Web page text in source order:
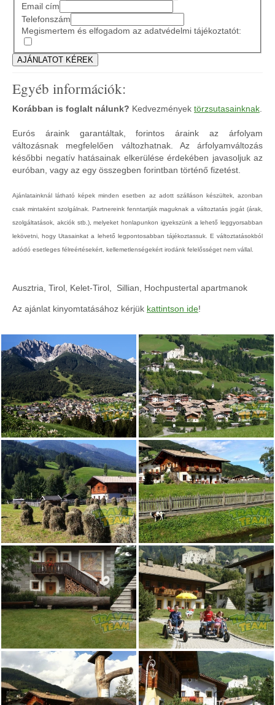
Email cím
Telefonszám
Megismertem és elfogadom az adatvédelmi tájékoztatót:
Egyéb információk:
Korábban is foglalt nálunk? Kedvezmények törzsutasainknak.
Eurós áraink garantáltak, forintos áraink az árfolyam
változásnak megfelelően változhatnak. Az árfolyamváltozás
későbbi negatív hatásainak elkerülése érdekében javasoljuk az
euróban, vagy az egy összegben forintban történő fizetést.
Ajánlatainknál látható képek minden esetben az adott szálláson készültek, azonban
csak mintaként szolgálnak. Partnereink fenntartják maguknak a változtatás jogát (árak,
szolgáltatások, akciók stb.), melyeket honlapunkon igyekszünk a lehető leggyorsabban
lekövetni, hogy Utasainkat a lehető legpontosabban tájékoztassuk. E változtatásokból
adódó esetleges félreértésekért, kellemetlenségekért irodánk felelősséget nem vállal.
Ausztria, Tirol, Kelet-Tirol, Sillian, Hochpustertal apartmanok
Az ajánlat kinyomtatásához kérjük kattintson ide!